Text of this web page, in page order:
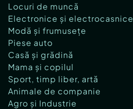
Locuri de muncă
Electronice și electrocasnice
Modă și frumusețe
Piese auto
Casă și grădină
Mama și copilul
Sport, timp liber, artă
Animale de companie
Agro și Industrie